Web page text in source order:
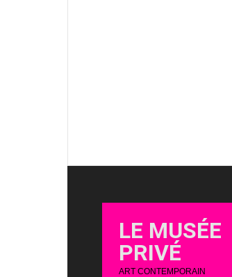
LE MUSÉE
PRIVÉ
ART CONTEMPORAIN